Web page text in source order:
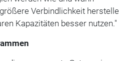
Verbindlichkeit
Kapazitäten besser nutzen."